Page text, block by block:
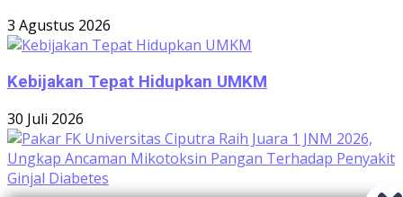
3 Agustus 2026
Kebijakan Tepat Hidupkan UMKM
30 Juli 2026